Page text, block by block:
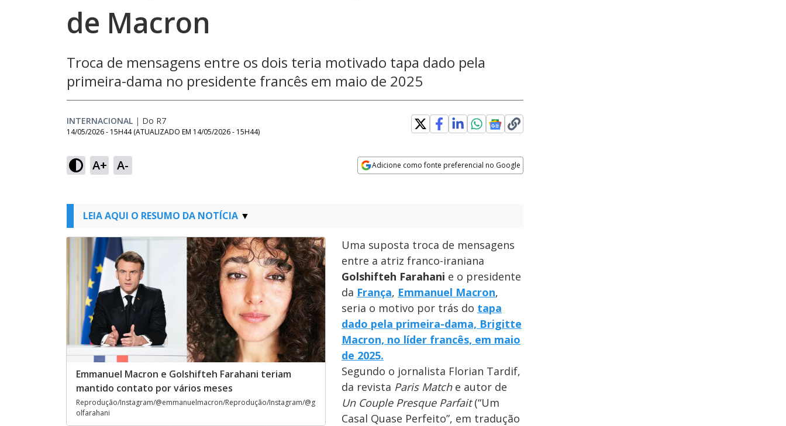
de Macron
Troca de mensagens entre os dois teria motivado tapa dado pela
primeira-dama no presidente francês em maio de 2025
INTERNACIONAL | Do R7
14/05/2026 - 15H44 (ATUALIZADO EM 14/05/2026 - 15H44)
A+ A- Adicione como fonte preferencial no Google
LEIA AQUI O RESUMO DA NOTÍCIA
Emmanuel Macron e Golshifteh Farahani teriam
mantido contato por vários meses
Reprodução/Instagram/@emmanuelmacron/Reprodução/Instagram/@g
olfarahani
Uma suposta troca de mensagens
entre a atriz franco-iraniana
Golshifteh Farahani e o presidente
da França, Emmanuel Macron,
seria o motivo por trás do tapa
dado pela primeira-dama, Brigitte
Macron, no líder francês, em maio
de 2025.
Segundo o jornalista Florian Tardif,
da revista Paris Matche autor de
Un Couple Presque Parfait(“Um
Casal Quase Perfeito”, em tradução